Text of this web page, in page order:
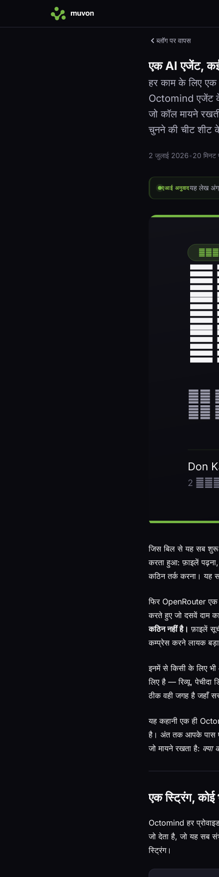
ब्लॉग पर वापस
एक AI एजेंट, कई
हर काम के लिए एक
Octomind एजेंट
जो कॉल मायने
चुनने की चीट शीट
2 जुलाई 2026•20 मिनट
एआई अनुवादयह लेख
जिस बिल से यह सब
करता हुआ: फ़ाइलें
कठिन तर्क करना। यह
फिर OpenRouter एक
करते हुए जो दसवें दाम
कठिन नहीं है। फ़ाइलें
कम्प्रेस करने लायक
इनमें से किसी के लिए
लिए है — रिव्यू, पेचीदा
ठीक वही जगह है जहाँ
यह कहानी एक ही
है। अंत तक आपके पास
जो मायने रखता है: क्या
एक स्ट्रिंग,
Octomind हर
जो देता है, जो यह सब
स्ट्रिंग।